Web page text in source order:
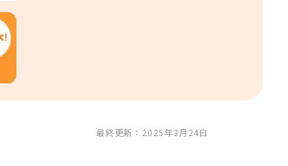
最終更新：2025年3月24日